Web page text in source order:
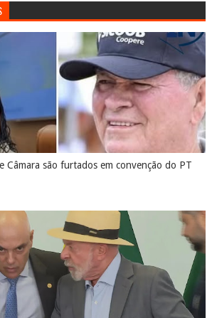
Câmara são furtados em convenção do PT